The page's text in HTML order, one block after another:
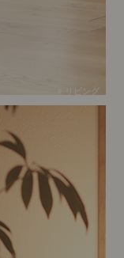
# リビング